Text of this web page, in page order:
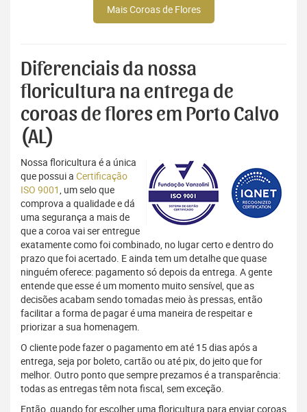
Mais Coroas de Flores
Diferenciais da nossa
floricultura na entrega de
coroas de flores em Porto Calvo
(AL)
Nossa floricultura é a única
que possui a Certificação
ISO 9001, um selo que
comprova a qualidade e dá
uma segurança a mais de
que a coroa vai ser entregue
exatamente como foi combinado, no lugar certo e dentro do
prazo que foi acertado. E ainda tem um detalhe que quase
ninguém oferece: pagamento só depois da entrega. A gente
entende que esse é um momento muito sensível, que as
decisões acabam sendo tomadas meio às pressas, então
facilitar a forma de pagar é uma maneira de respeitar e
priorizar a sua homenagem.
O cliente pode fazer o pagamento em até 15 dias após a
entrega, seja por boleto, cartão ou até pix, do jeito que for
melhor. Outro ponto que sempre prezamos é a transparência:
todas as entregas têm nota fiscal, sem exceção.
Então, quando for escolher uma floricultura para enviar coroas